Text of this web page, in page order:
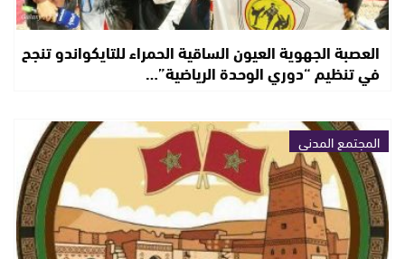
العصبة الجهوية العيون الساقية الحمراء للتايكواندو تنجح
في تنظيم “دوري الوحدة الرياضية”…
المجتمع المدني